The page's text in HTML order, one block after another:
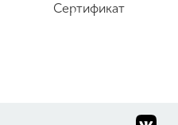
Сертификат